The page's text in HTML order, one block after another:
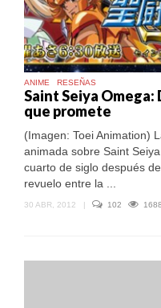
ANIME RESEÑAS
Saint Seiya Omega:
que promete
(Imagen: Toei Animation)
animada sobre Saint
cuarto de siglo después
revuelo entre la ...
30 ABR, 2012 | 102